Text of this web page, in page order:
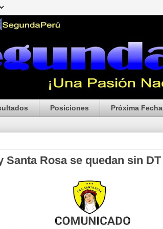
Posiciones Próxima Fecha
Santa Rosa se quedan sin DT